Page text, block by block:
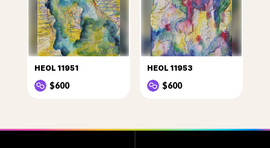
HEOL 11951
$600
HEOL 11953
$600